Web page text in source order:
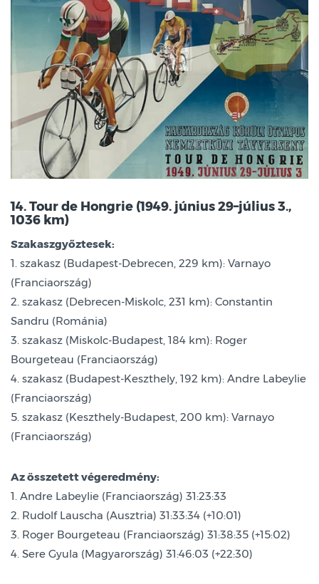
14. Tour de Hongrie (1949. június 29–július 3.,
1036 km)
Szakaszgyőztesek:
1. szakasz (Budapest-Debrecen, 229 km): Varnayo
(Franciaország)
2. szakasz (Debrecen-Miskolc, 231 km): Constantin
Sandru (Románia)
3. szakasz (Miskolc-Budapest, 184 km): Roger
Bourgeteau (Franciaország)
4. szakasz (Budapest-Keszthely, 192 km): Andre Labeylie
(Franciaország)
5. szakasz (Keszthely-Budapest, 200 km): Varnayo
(Franciaország)
Az összetett végeredmény:
1. Andre Labeylie (Franciaország) 31:23:33
2. Rudolf Lauscha (Ausztria) 31:33:34 (+10:01)
3. Roger Bourgeteau (Franciaország) 31:38:35 (+15:02)
4. Sere Gyula (Magyarország) 31:46:03 (+22:30)